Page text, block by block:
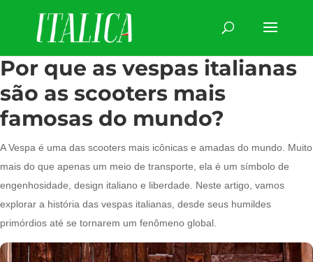
Por que as vespas italianas
são as scooters mais
famosas do mundo?
A Vespa é uma das scooters mais icônicas e amadas do mundo. Muito
mais do que apenas um meio de transporte, ela é um símbolo de
engenhosidade, design italiano e liberdade. Neste artigo, vamos
explorar a história das vespas italianas, desde seus humildes
primórdios até se tornarem um fenômeno global.